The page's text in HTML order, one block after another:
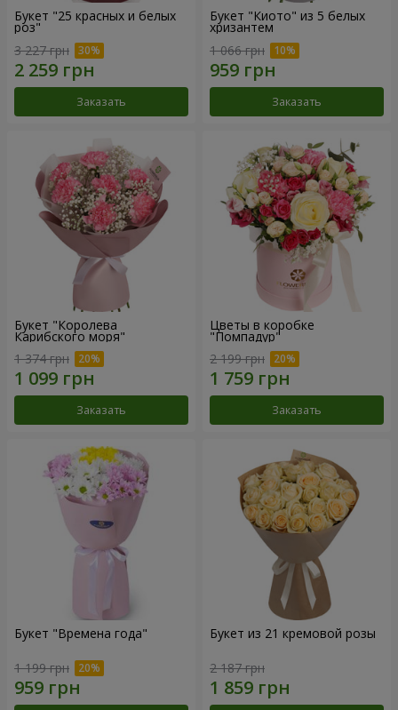
Букет "25 красных и белых
роз"
3 227 грн
Заказать
Букет "Киото" из 5 белых
хризантем
1 066 грн
Заказать
Букет "Королева
Карибского моря"
1 374 грн
Заказать
Цветы в коробке
"Помпадур"
2 199 грн
Заказать
Букет "Времена года"
1 199 грн
Букет из 21 кремовой розы
2 187 грн